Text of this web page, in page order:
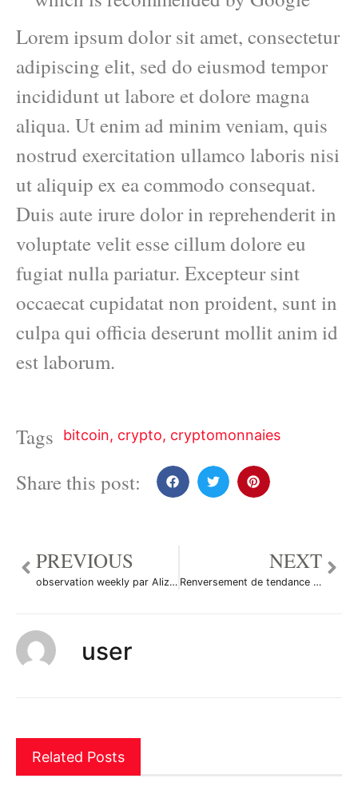
Lorem ipsum dolor sit amet, consectetur
adipiscing elit, sed do eiusmod tempor
incididunt ut labore et dolore magna
aliqua. Ut enim ad minim veniam, quis
nostrud exercitation ullamco laboris nisi
ut aliquip ex ea commodo consequat.
Duis aute irure dolor in reprehenderit in
voluptate velit esse cillum dolore eu
fugiat nulla pariatur. Excepteur sint
occaecat cupidatat non proident, sunt in
culpa qui officia deserunt mollit anim id
est laborum.
Tags bitcoin, crypto, cryptomonnaies
Share this post:
PREVIOUS
observation weekly par AlizenFr
NEXT
Renversement de tendance et opportunité de bullrun ? par cabYodo
user
Related Posts